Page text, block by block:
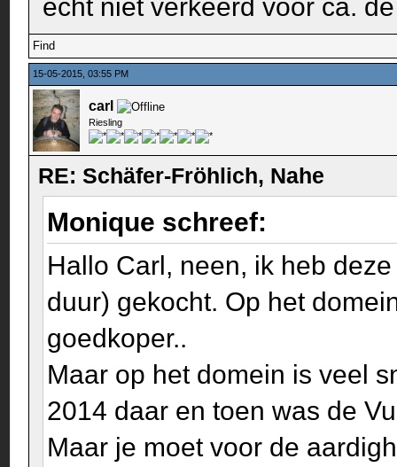
écht niet verkeerd voor ca.
Find
15-05-2015, 03:55 PM
carl
Riesling
RE: Schäfer-Fröhlich, Nahe
Monique schreef:
Hallo Carl, neen, ik heb
duur) gekocht. Op het
goedkoper..
Maar op het domein is veel
2014 daar en toen was de
Maar je moet voor de